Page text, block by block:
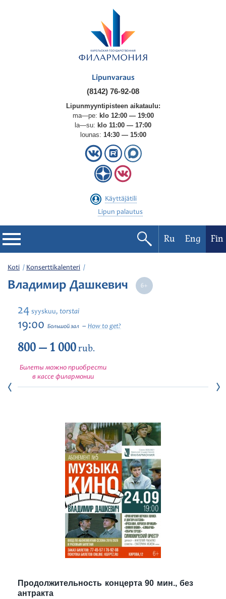
Lipunvaraus
(8142) 76-92-08
Lipunmyyntipisteen aikataulu:
ma—pe: klo 12:00 — 19:00
la—su: klo 11:00 — 17:00
lounas: 14:30 — 15:00
Käyttäjätili
Lipun palautus
Filharmonia
Konserttikalenteri
Festivaalit
Ru Eng Fin
Koti Konserttikalenteri
Владимир Дашкевич
24 syyskuu, torstai
19:00 Большой зал How to get?
800 — 1 000rub.
Билеты можно приобрести
в кассе филармонии
Продолжительность концерта 90 мин., без
антракта